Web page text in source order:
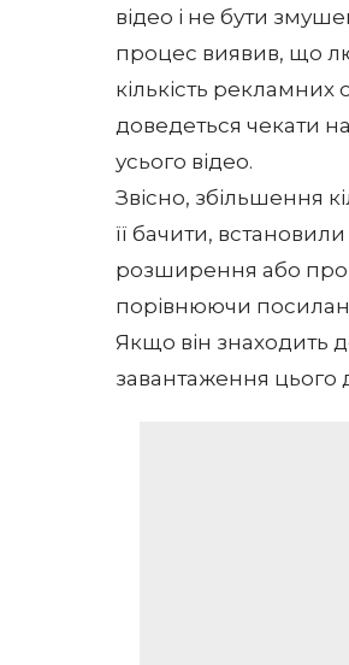
відео і не бути
процес виявив, що
кількість
доведеться чекати
усього відео.
Звісно, збільшення
її бачити,
розширення або
порівнюючи
Якщо він знаходить
завантаження